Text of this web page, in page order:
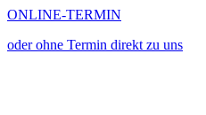
ONLINE-TERMIN
oder ohne Termin direkt zu uns